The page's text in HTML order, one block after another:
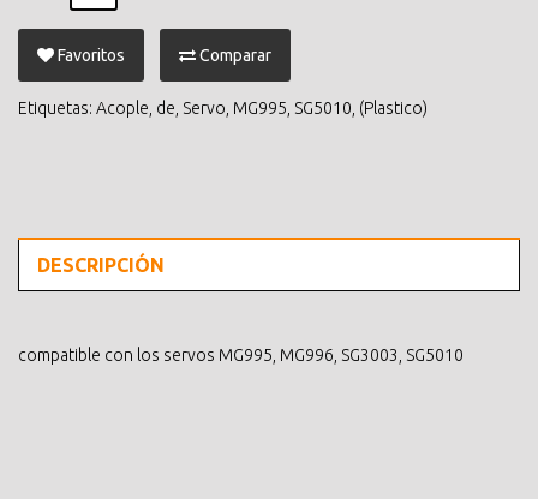
Favoritos Comparar
Etiquetas: Acople de Servo MG995 SG5010 (Plastico)
DESCRIPCIÓN
compatible con los servos MG995, MG996, SG3003, SG5010